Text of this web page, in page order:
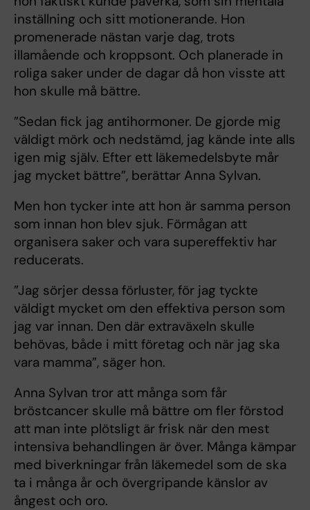
inställning och sitt motionerande. Hon
promenerade nästan varje dag, trots
illamående och kroppsont. Och planerade in
roliga saker under de dagar då hon visste att
hon skulle må bättre.
”Sedan fick jag antihormoner. De gjorde mig
väldigt mörk och nedstämd, jag kände inte alls
igen mig själv. Efter ett läkemedelsbyte mår
jag mycket bättre”, berättar Anna Sylvan.
Men hon tycker inte att hon är samma person
som innan hon blev sjuk. Förmågan att
organisera saker och vara supereffektiv har
reducerats.
”Jag sörjer dessa förluster, för jag tyckte
väldigt mycket om den effektiva person som
jag var innan. Den där extraväxeln skulle
behövas, både i mitt företag och när jag ska
vara mamma”, säger hon.
Anna Sylvan tror att många som får
bröstcancer skulle må bättre om fler förstod
att man inte plötsligt är frisk när den mest
intensiva behandlingen är över. Många kämpar
med biverkningar från läkemedel som de ska
ta i många år och övergripande känslor av
ångest och oro.